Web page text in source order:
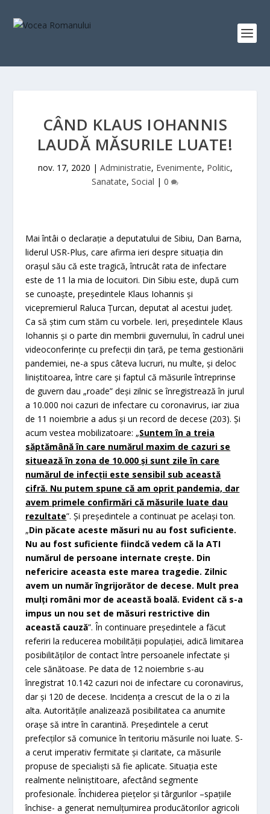
CÂND KLAUS IOHANNIS
LAUDĂ MĂSURILE LUATE!
nov. 17, 2020 | Administratie, Evenimente, Politic,
Sanatate, Social | 0
Mai întâi o declaraţie a deputatului de Sibiu, Dan Barna,
liderul USR-Plus, care afirma ieri despre situaţia din
oraşul său că este tragică, întrucât rata de infectare
este de 11 la mia de locuitori. Din Sibiu este, după cum
se cunoaşte, preşedintele Klaus Iohannis şi
vicepremierul Raluca Ţurcan, deputat al acestui judeţ.
Ca să ştim cum stăm cu vorbele. Ieri, preşedintele Klaus
Iohannis şi o parte din membrii guvernului, în cadrul unei
videoconferinţe cu prefecţii din ţară, pe tema gestionării
pandemiei, ne-a spus câteva lucruri, nu multe, şi deloc
liniştitoarea, între care şi faptul că măsurile întreprinse
de guvern dau „roade” deşi zilnic se înregistrează în jurul
a 10.000 noi cazuri de infectare cu coronavirus, iar ziua
de 11 noiembrie a adus şi un record de decese (203). Şi
acum vestea mobilizatoare: „Suntem în a treia
săptămână în care numărul maxim de cazuri se
situează în zona de 10.000 şi sunt zile în care
numărul de infecţii este sensibil sub această
cifră. Nu putem spune că am oprit pandemia, dar
avem primele confirmări că măsurile luate dau
rezultate”. Şi preşedintele a continuat pe acelaşi ton.
„Din păcate aceste măsuri nu au fost suficiente.
Nu au fost suficiente fiindcă vedem că la ATI
numărul de persoane internate creşte. Din
nefericire aceasta este marea tragedie. Zilnic
avem un număr îngrijorător de decese. Mult prea
mulţi români mor de această boală. Evident că s-a
impus un nou set de măsuri restrictive din
această cauză”. În continuare preşedintele a făcut
referiri la reducerea mobilităţii populaţiei, adică limitarea
posibilităţilor de contact între persoanele infectate şi
cele sănătoase. Pe data de 12 noiembrie s-au
înregistrat 10.142 cazuri noi de infectare cu coronavirus,
dar şi 120 de decese. Incidenţa a crescut de la o zi la
alta. Autorităţile analizează posibilitatea ca anumite
oraşe să intre în carantină. Preşedintele a cerut
prefecţilor să comunice în teritoriu măsurile noi luate. S-
a cerut imperativ fermitate şi claritate, ca măsurile
propuse de specialişti să fie aplicate. Situaţia este
realmente neliniştitoare, afectând segmente
profesionale. Închiderea pieţelor şi târgurilor –spaţiile
închise- a generat nemulţumirea producătorilor agricoli